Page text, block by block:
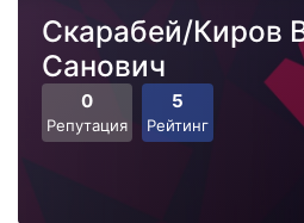
Скарабей/Киров
Санович
0
Репутация
5
Рейтинг